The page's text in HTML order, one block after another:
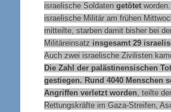
israelische Soldaten getötet
israelische Militär am frühen
mitteilte, starben damit bisher bei
Militäreinsatz insgesamt 29
Auch zwei israelische Zivilisten
Die Zahl der palästinensischen
gestiegen. Rund 4040 Menschen
Angriffen verletzt worden , teilte
Rettungskräfte im Gaza-Streifen,